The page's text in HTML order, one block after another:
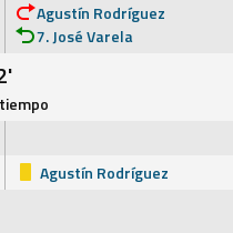
Agustín Rodríguez
7. José Varela
Agustín Rodríguez